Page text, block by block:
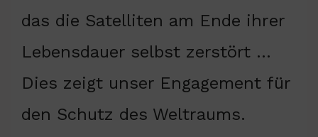
das die Satelliten am Ende ihrer
Lebensdauer selbst zerstört …
Dies zeigt unser Engagement für
den Schutz des Weltraums.